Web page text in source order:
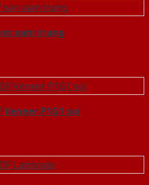
xam trang
Veneer P1G1 soi